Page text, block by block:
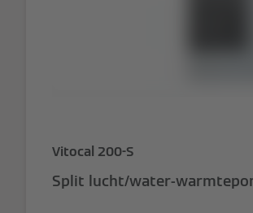
Vitocal 200-S
Split lucht/water-